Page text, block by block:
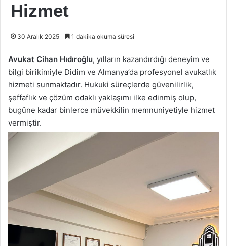
Hizmet
30 Aralık 2025 1 dakika okuma süresi
Avukat Cihan Hıdıroğlu, yılların kazandırdığı deneyim ve
bilgi birikimiyle Didim ve Almanya’da profesyonel avukatlık
hizmeti sunmaktadır. Hukuki süreçlerde güvenilirlik,
şeffaflık ve çözüm odaklı yaklaşımı ilke edinmiş olup,
bugüne kadar binlerce müvekkilin memnuniyetiyle hizmet
vermiştir.